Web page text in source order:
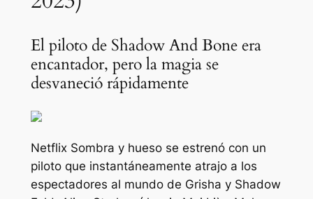
El piloto de Shadow And Bone era
encantador, pero la magia se
desvaneció rápidamente
Netflix Sombra y huesose estrenó con un
piloto que instantáneamente atrajo a los
espectadores al mundo de Grisha y Shadow